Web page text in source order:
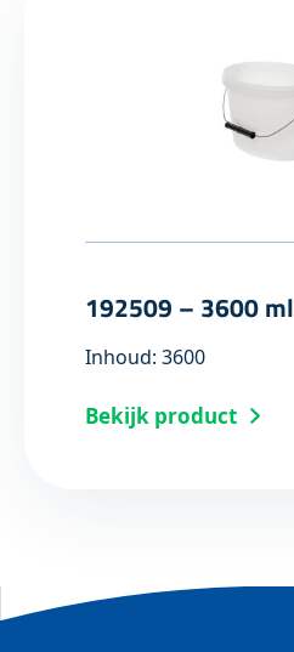
192509 – 3600 ml
Inhoud: 3600
Bekijk product